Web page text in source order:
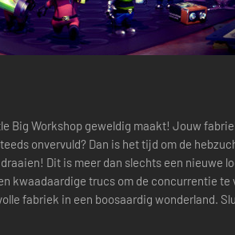
onvervuld? Dan is het tijd om de
Dit is meer dan slechts een nieuwe
kwaadaardige trucs om de concurrentie te
in een boosaardig wonderland. Sluit je aan bij de